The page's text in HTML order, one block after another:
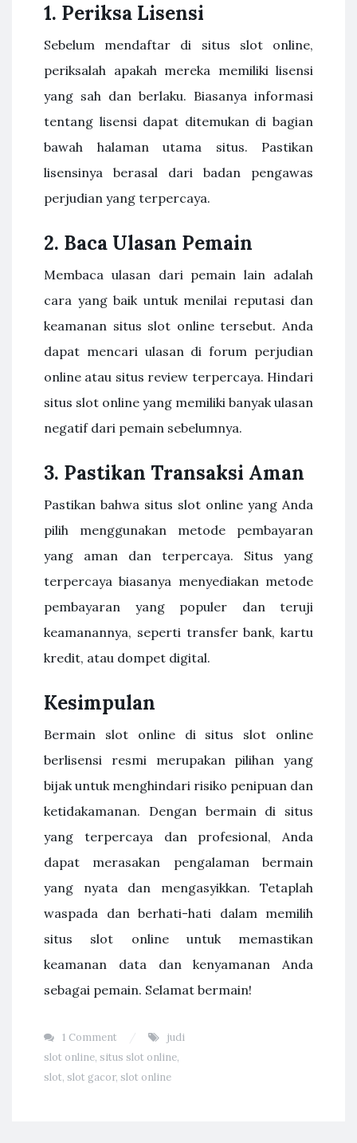
1. Periksa Lisensi
Sebelum mendaftar di situs slot online,
periksalah apakah mereka memiliki lisensi
yang sah dan berlaku. Biasanya informasi
tentang lisensi dapat ditemukan di bagian
bawah halaman utama situs. Pastikan
lisensinya berasal dari badan pengawas
perjudian yang terpercaya.
2. Baca Ulasan Pemain
Membaca ulasan dari pemain lain adalah
cara yang baik untuk menilai reputasi dan
keamanan situs slot online tersebut. Anda
dapat mencari ulasan di forum perjudian
online atau situs review terpercaya. Hindari
situs slot online yang memiliki banyak ulasan
negatif dari pemain sebelumnya.
3. Pastikan Transaksi Aman
Pastikan bahwa situs slot online yang Anda
pilih menggunakan metode pembayaran
yang aman dan terpercaya. Situs yang
terpercaya biasanya menyediakan metode
pembayaran yang populer dan teruji
keamanannya, seperti transfer bank, kartu
kredit, atau dompet digital.
Kesimpulan
Bermain slot online di situs slot online
berlisensi resmi merupakan pilihan yang
bijak untuk menghindari risiko penipuan dan
ketidakamanan. Dengan bermain di situs
yang terpercaya dan profesional, Anda
dapat merasakan pengalaman bermain
yang nyata dan mengasyikkan. Tetaplah
waspada dan berhati-hati dalam memilih
situs slot online untuk memastikan
keamanan data dan kenyamanan Anda
sebagai pemain. Selamat bermain!
1 Comment
judi
slot online, situs slot online,
slot, slot gacor, slot online